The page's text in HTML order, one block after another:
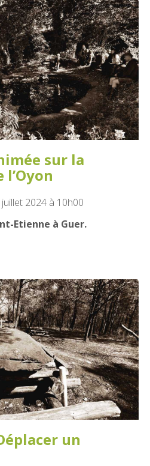
sur la
l’Oyon
2024 à 10h00
Etienne à Guer.
un